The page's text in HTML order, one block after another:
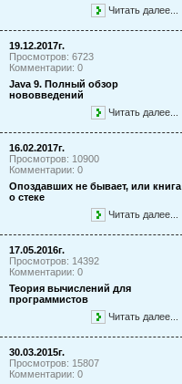
Читать далее...
19.12.2017г.
Просмотров: 6723
Комментарии: 0
Java 9. Полный обзор
нововведений
Читать далее...
16.02.2017г.
Просмотров: 10900
Комментарии: 0
Опоздавших не бывает, или книга
о стеке
Читать далее...
17.05.2016г.
Просмотров: 14392
Комментарии: 0
Теория вычислений для
программистов
Читать далее...
30.03.2015г.
Просмотров: 15807
Комментарии: 0